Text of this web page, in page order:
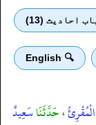
باب احادیث (13)
🔍 English
، حَدَّثَنَاسَعِيدٌ